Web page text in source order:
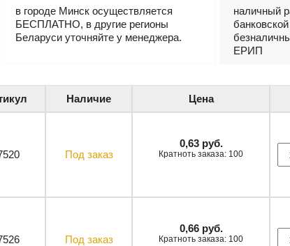
в городе Минск осуществляется
БЕСПЛАТНО, в другие регионы
Беларуси уточняйте у менеджера.
наличный
ЕРИП
Наличие Цена
Под заказ
0,63 руб.
Кратноть заказа: 100
Под заказ
0,66 руб.
Кратноть заказа: 100